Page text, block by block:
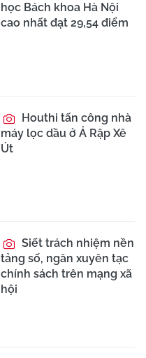
học Bách khoa Hà Nội
cao nhất đạt 29,54 điểm
Houthi tấn công nhà
máy lọc dầu ở Ả Rập Xê
Út
Siết trách nhiệm nền
tảng số, ngăn xuyên tạc
chính sách trên mạng xã
hội